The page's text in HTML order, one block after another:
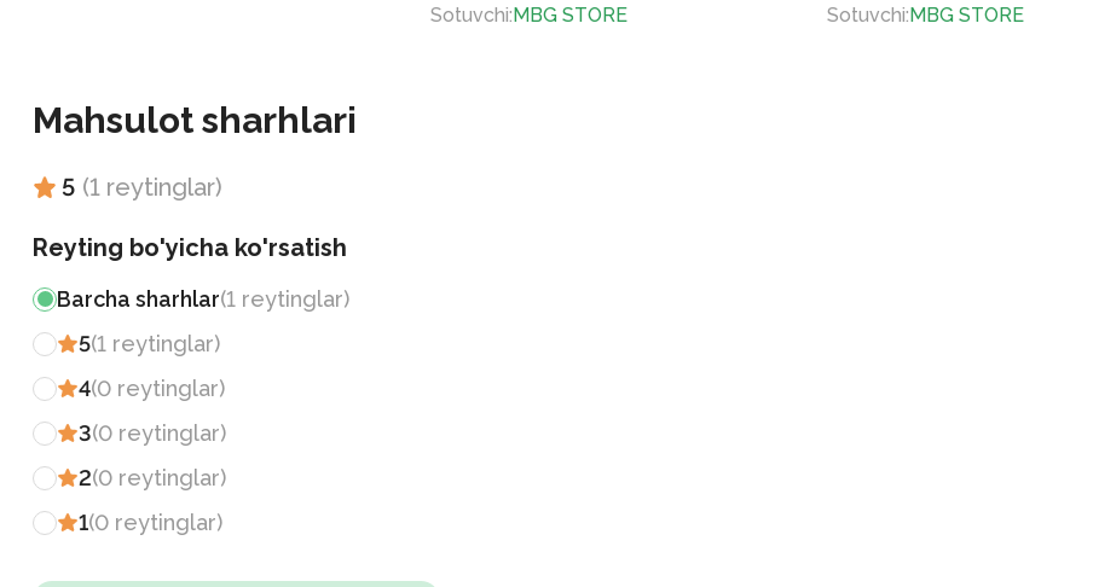
Sotuvchi:MBG STORE Sotuvchi:MBG STORE
Mahsulot sharhlari
5 (1 reytinglar)
Reyting bo'yicha ko'rsatish
Barcha sharhlar(1 reytinglar)
5(1 reytinglar)
4(0 reytinglar)
3(0 reytinglar)
2(0 reytinglar)
1(0 reytinglar)